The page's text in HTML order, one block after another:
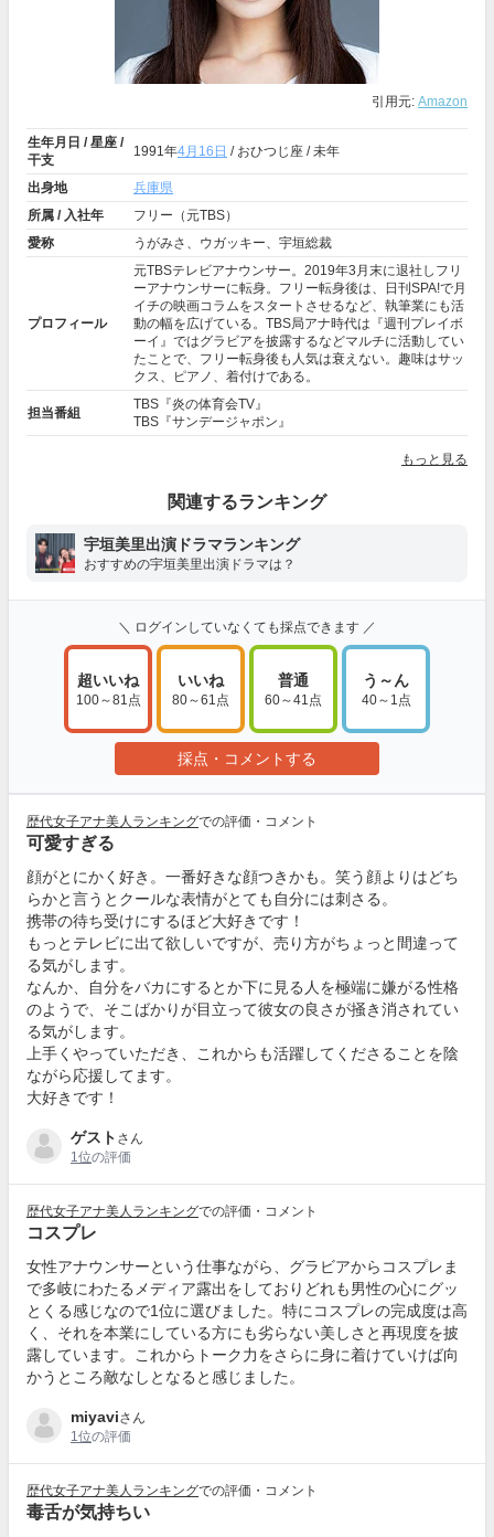
引用元: Amazon
生年月日 / 星座 /
干支
1991年4月16日 / おひつじ座 / 未年
出身地
兵庫県
所属 / 入社年
フリー（元TBS）
愛称
うがみさ、ウガッキー、宇垣総裁
プロフィール
元TBSテレビアナウンサー。2019年3月末に退社しフリ
ーアナウンサーに転身。フリー転身後は、日刊SPA!で月
イチの映画コラムをスタートさせるなど、執筆業にも活
動の幅を広げている。TBS局アナ時代は『週刊プレイボ
ーイ』ではグラビアを披露するなどマルチに活動してい
たことで、フリー転身後も人気は衰えない。趣味はサッ
クス、ピアノ、着付けである。
担当番組
TBS『炎の体育会TV』
TBS『サンデージャポン』
もっと見る
関連するランキング
宇垣美里出演ドラマランキング
おすすめの宇垣美里出演ドラマは？
＼ ログインしていなくても採点できます ／
超いいね
100～81点
いいね
80～61点
普通
60～41点
う～ん
40～1点
採点・コメントする
歴代女子アナ美人ランキングでの評価・コメント
可愛すぎる
顔がとにかく好き。一番好きな顔つきかも。笑う顔よりはどち
らかと言うとクールな表情がとても自分には刺さる。
携帯の待ち受けにするほど大好きです！
もっとテレビに出て欲しいですが、売り方がちょっと間違って
る気がします。
なんか、自分をバカにするとか下に見る人を極端に嫌がる性格
のようで、そこばかりが目立って彼女の良さが掻き消されてい
る気がします。
上手くやっていただき、これからも活躍してくださることを陰
ながら応援してます。
大好きです！
ゲスト さん
1位の評価
歴代女子アナ美人ランキングでの評価・コメント
コスプレ
女性アナウンサーという仕事ながら、グラビアからコスプレま
で多岐にわたるメディア露出をしておりどれも男性の心にグッ
とくる感じなので1位に選びました。特にコスプレの完成度は高
く、それを本業にしている方にも劣らない美しさと再現度を披
露しています。これからトーク力をさらに身に着けていけば向
かうところ敵なしとなると感じました。
miyaviさん
1位の評価
歴代女子アナ美人ランキングでの評価・コメント
毒舌が気持ちい